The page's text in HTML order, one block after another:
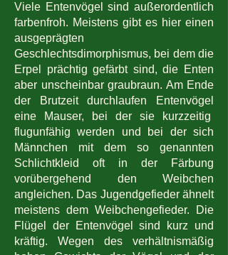
Viele Entenvögel sind außerordentlich
farbenfroh. Meistens gibt es hier einen
ausgeprägten
Geschlechtsdimorphismus, bei dem die
Erpel prächtig gefärbt sind, die Enten
aber unscheinbar graubraun. Am Ende
der Brutzeit durchlaufen Entenvögel
eine Mauser, bei der sie kurzzeitig
flugunfähig werden und bei der sich
Männchen mit dem so genannten
Schlichtkleid oft in der Färbung
vorübergehend den Weibchen
angleichen. Das Jugendgefieder ähnelt
meistens dem Weibchengefieder. Die
Flügel der Entenvögel sind kurz und
kräftig. Wegen des verhältnismäßig